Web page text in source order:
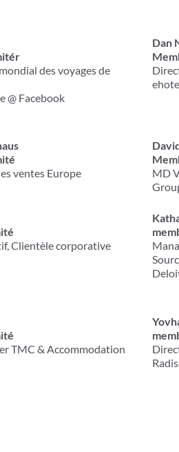
r
des voyages de
@ Facebook
Dan
ventes Europe
MD
Clientèle corporative
TMC & Accommodation